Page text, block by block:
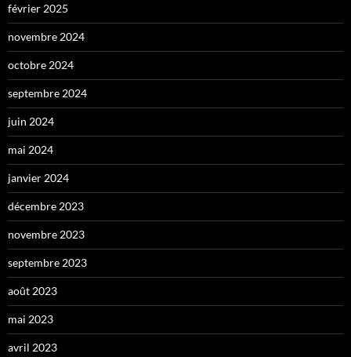
février 2025
novembre 2024
octobre 2024
septembre 2024
juin 2024
mai 2024
janvier 2024
décembre 2023
novembre 2023
septembre 2023
août 2023
mai 2023
avril 2023